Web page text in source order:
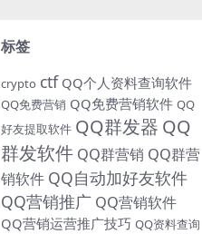
标签
crypto ctf QQ个人资料查询软件
QQ免费营销 QQ免费营销软件 QQ
好友提取软件 QQ群发器 QQ
群发软件 QQ群营销 QQ群营
销软件 QQ自动加好友软件
QQ营销推广 QQ营销软件
QQ营销运营推广技巧 QQ资料查询